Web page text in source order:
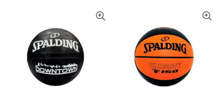
Opcije
mogu
biti
izabrane
varijanti.
Opcije
mogu
biti
izabrane